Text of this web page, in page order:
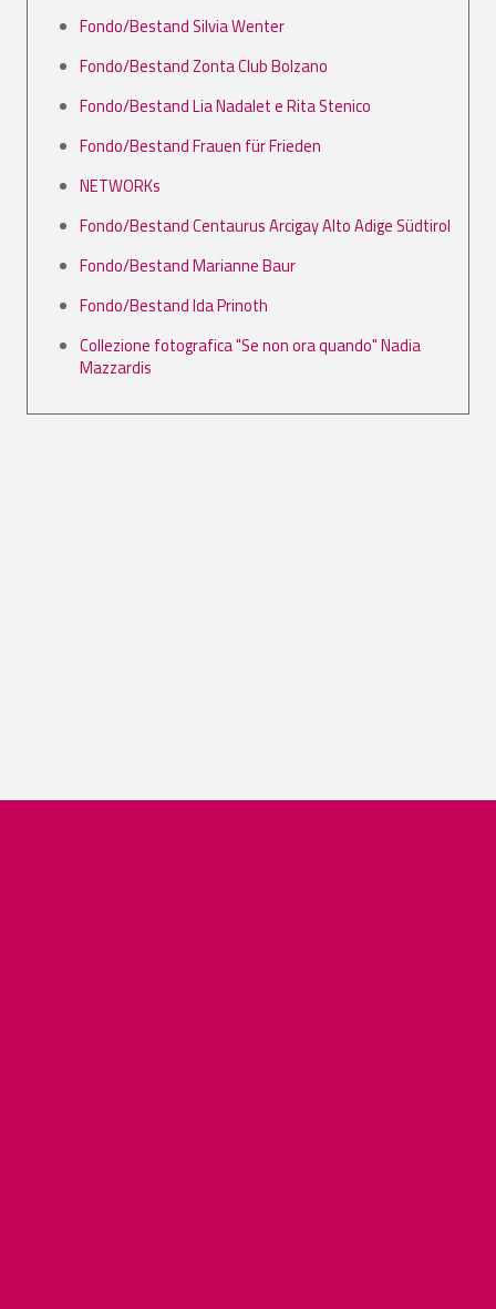
Fondo/Bestand Silvia Wenter
Fondo/Bestand Zonta Club Bolzano
Fondo/Bestand Lia Nadalet e Rita Stenico
Fondo/Bestand Frauen für Frieden
NETWORKs
Fondo/Bestand Centaurus Arcigay Alto Adige Südtirol
Fondo/Bestand Marianne Baur
Fondo/Bestand Ida Prinoth
Collezione fotografica "Se non ora quando" Nadia
Mazzardis